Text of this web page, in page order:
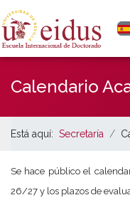
Calendario
Está aquí: Secretaría
Se hace público el
26/27 y los plazos de